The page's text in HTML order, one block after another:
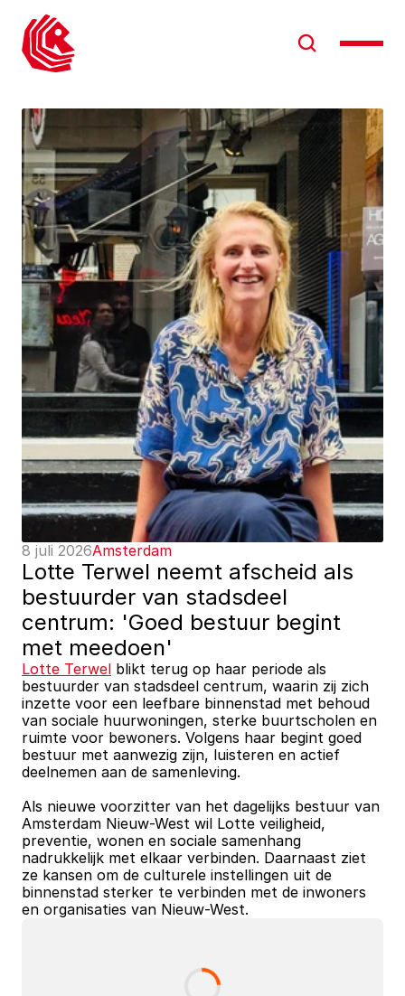
8 juli 2026Amsterdam
Lotte Terwel neemt afscheid als
bestuurder van stadsdeel
centrum: 'Goed bestuur begint
met meedoen'
Lotte Terwel blikt terug op haar periode als
bestuurder van stadsdeel centrum, waarin zij zich
inzette voor een leefbare binnenstad met behoud
van sociale huurwoningen, sterke buurtscholen en
ruimte voor bewoners. Volgens haar begint goed
bestuur met aanwezig zijn, luisteren en actief
deelnemen aan de samenleving.
Als nieuwe voorzitter van het dagelijks bestuur van
Amsterdam Nieuw-West wil Lotte veiligheid,
preventie, wonen en sociale samenhang
nadrukkelijk met elkaar verbinden. Daarnaast ziet
ze kansen om de culturele instellingen uit de
binnenstad sterker te verbinden met de inwoners
en organisaties van Nieuw-West.